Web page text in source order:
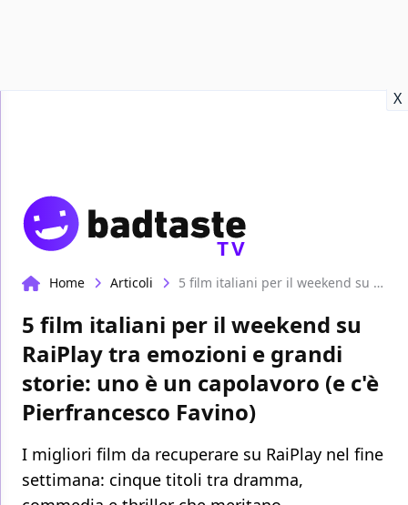
X
TV
Home Articoli 5 film italiani per il weekend su RaiPlay tra emozioni e grandi storie: uno è un capolavoro (e c'è Pierfrancesco Favino)
5 film italiani per il weekend su
RaiPlay tra emozioni e grandi
storie: uno è un capolavoro (e c'è
Pierfrancesco Favino)
I migliori film da recuperare su RaiPlay nel fine
settimana: cinque titoli tra dramma,